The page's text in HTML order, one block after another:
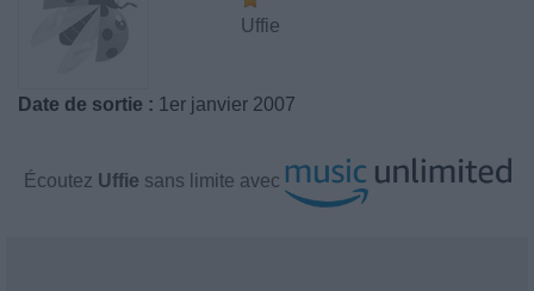
Uffie
Date de sortie : 1er janvier 2007
Écoutez Uffie sans limite avec